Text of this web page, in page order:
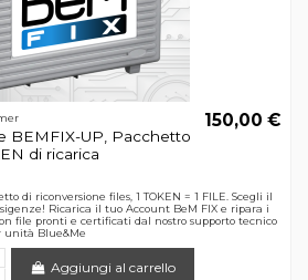
BEMFIX-UP, Pacchetto
di ricarica
150,00 €
di riconversione files, 1 TOKEN = 1 FILE. Scegli il
Ricarica il tuo Account BeM FIX e ripara i
file pronti e certificati dal nostro supporto tecnico
unità Blue&Me
Aggiungi al carrello